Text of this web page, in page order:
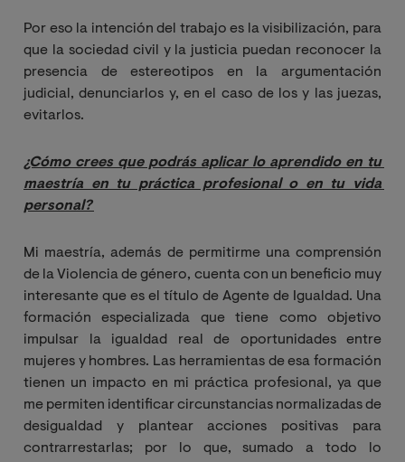
Por eso la intención del trabajo es la visibilización, para
que la sociedad civil y la justicia puedan reconocer la
presencia de estereotipos en la argumentación
judicial, denunciarlos y, en el caso de los y las juezas,
evitarlos.
¿Cómo crees que podrás aplicar lo aprendido en tu
maestría en tu práctica profesional o en tu vida
personal?
Mi maestría, además de permitirme una comprensión
de la Violencia de género, cuenta con un beneficio muy
interesante que es el título de Agente de Igualdad. Una
formación especializada que tiene como objetivo
impulsar la igualdad real de oportunidades entre
mujeres y hombres. Las herramientas de esa formación
tienen un impacto en mi práctica profesional, ya que
me permiten identificar circunstancias normalizadas de
desigualdad y plantear acciones positivas para
contrarrestarlas; por lo que, sumado a todo lo